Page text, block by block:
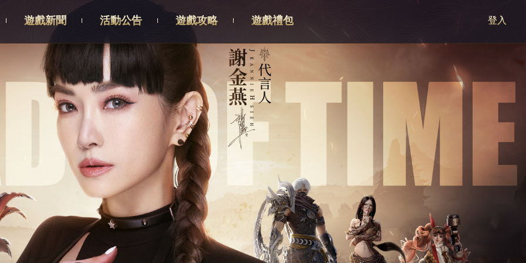
遊戲新聞 活動公告 遊戲攻略 遊戲禮包 登入